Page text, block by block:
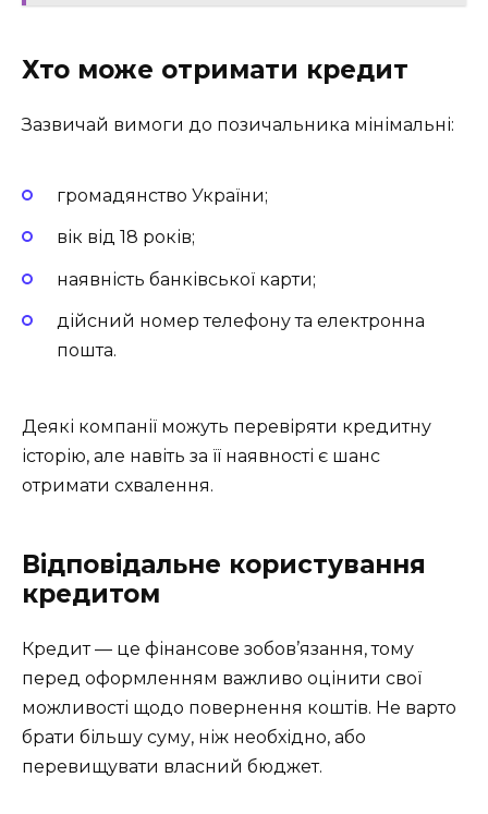
Хто може отримати кредит
Зазвичай вимоги до позичальника мінімальні:
громадянство України;
вік від 18 років;
наявність банківської карти;
дійсний номер телефону та електронна
пошта.
Деякі компанії можуть перевіряти кредитну
історію, але навіть за її наявності є шанс
отримати схвалення.
Відповідальне користування
кредитом
Кредит — це фінансове зобов’язання, тому
перед оформленням важливо оцінити свої
можливості щодо повернення коштів. Не варто
брати більшу суму, ніж необхідно, або
перевищувати власний бюджет.